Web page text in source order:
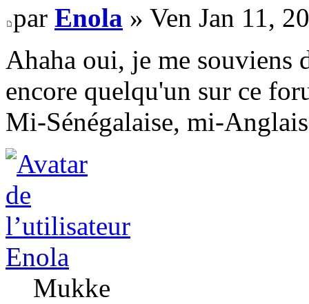
par Enola » Ven Jan 11,
Ahaha oui, je me souviens
encore quelqu'un sur ce
Mi-Sénégalaise, mi-
Enola
Mukke